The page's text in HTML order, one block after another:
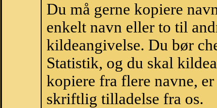
Du må gerne kopiere
enkelt navn eller to til
kildeangivelse. Du bør
Statistik, og du skal
kopiere fra flere navne,
skriftlig tilladelse fra os.